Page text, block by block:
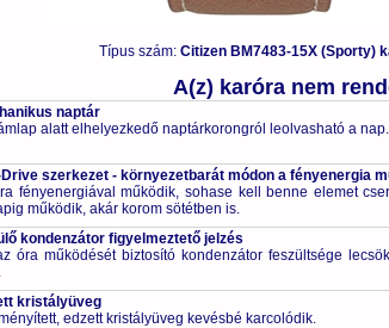
Típus szám: Citizen BM7483-15X (Sporty)
A(z) karóra nem
naptár
alatt elhelyezkedő naptárkorongról leolvasható a nap.
Drive szerkezet - környezetbarát módon a fényenergia
fényenergiával működik, sohase kell benne elemet
működik, akár korom sötétben is.
kondenzátor figyelmeztető jelzés
óra működését biztosító kondenzátor feszültsége
kristályüveg
edzett kristályüveg kevésbé karcolódik.